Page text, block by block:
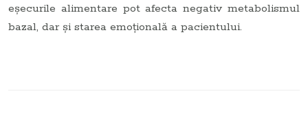
eșecurile alimentare pot afecta negativ metabolismul
bazal, dar și starea emoțională a pacientului.